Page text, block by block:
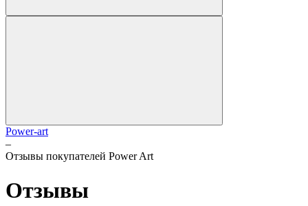
Power-art
–
Отзывы покупателей Power Art
Отзывы